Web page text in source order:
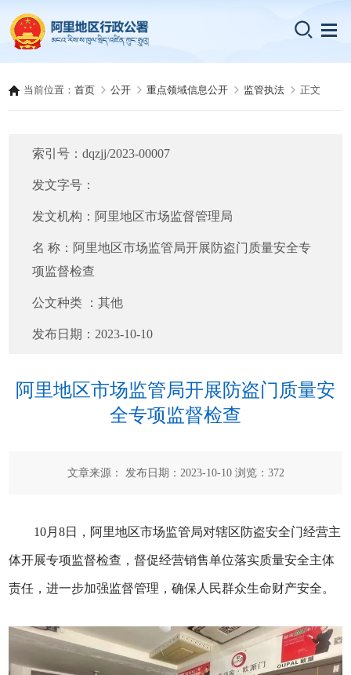
当前位置：首页 公开 重点领域信息公开 监管执法 正文
索引号：dqzjj/2023-00007
发文字号：
发文机构： 阿里地区市场监督管理局
名 称： 阿里地区市场监管局开展防盗门质量安全专
项监督检查
公文种类 ：其他
发布日期： 2023-10-10
阿里地区市场监管局开展防盗门质量安
全专项监督检查
文章来源： 发布日期：2023-10-10 浏览： 372
10月8日，阿里地区市场监管局对辖区防盗安全门经营主
体开展专项监督检查，督促经营销售单位落实质量安全主体
责任，进一步加强监督管理，确保人民群众生命财产安全。